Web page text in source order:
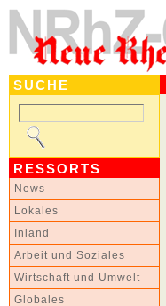
SUCHE
RESSORTS
News
Lokales
Inland
Arbeit und Soziales
Wirtschaft und Umwelt
Globales